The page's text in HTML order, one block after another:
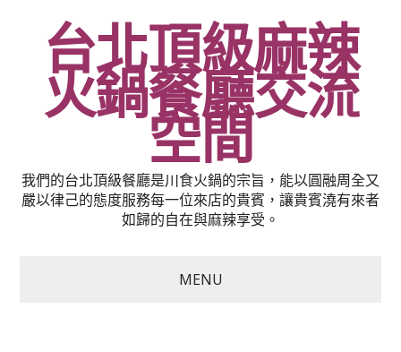
台北頂級麻辣
火鍋餐廳交流
空間
我們的台北頂級餐廳是川食火鍋的宗旨，能以圓融周全又
嚴以律己的態度服務每一位來店的貴賓，讓貴賓澆有來者
如歸的自在與麻辣享受。
MENU